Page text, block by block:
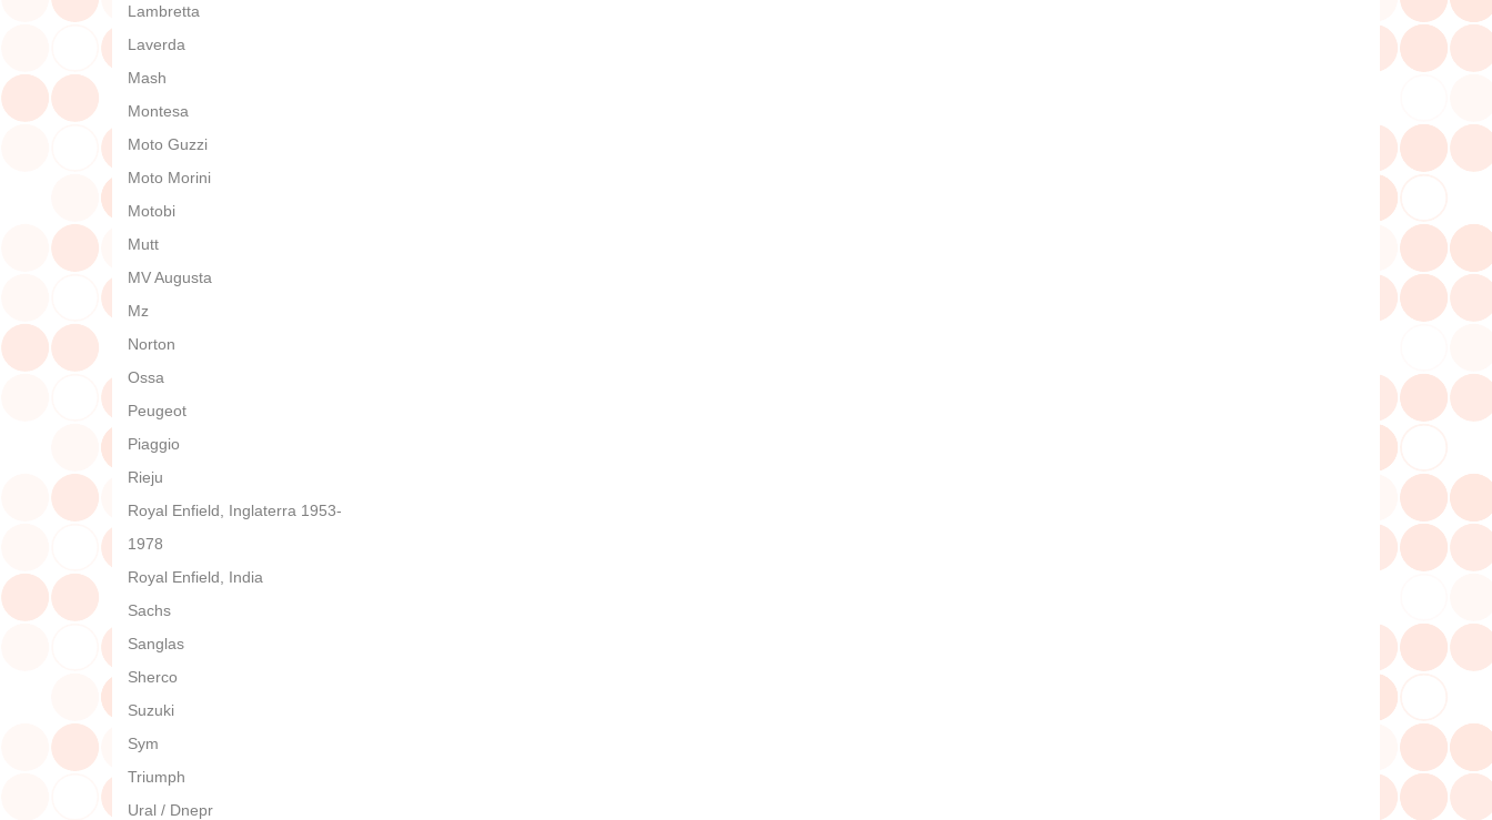
Lambretta
Laverda
Mash
Montesa
Moto Guzzi
Moto Morini
Motobi
Mutt
MV Augusta
Mz
Norton
Ossa
Peugeot
Piaggio
Rieju
Royal Enfield, Inglaterra 1953-
1978
Royal Enfield, India
Sachs
Sanglas
Sherco
Suzuki
Sym
Triumph
Ural / Dnepr